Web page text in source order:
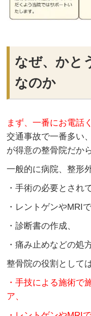
なぜ、かと
なのか
まず、一番にお電話
交通事故で一番多い
が得意の整骨院だか
一般的に病院、整形
・手術の必要とされ
・レントゲンやMRI
・診断書の作成、
・痛み止めなどの処
整骨院の役割としては
・手技による施術で
ア、